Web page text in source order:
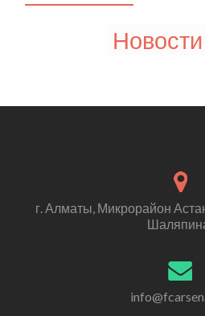
Новости
г. Алматы, Микрорайон